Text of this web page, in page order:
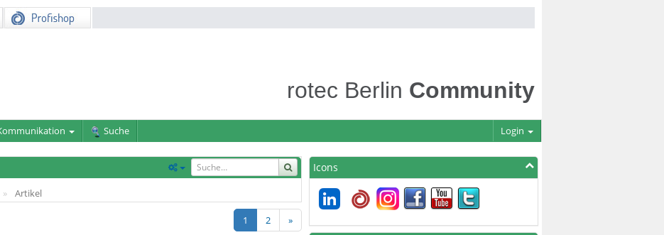
rotec Berlin Community
Suche Login
Artikel
1 2 »
Icons